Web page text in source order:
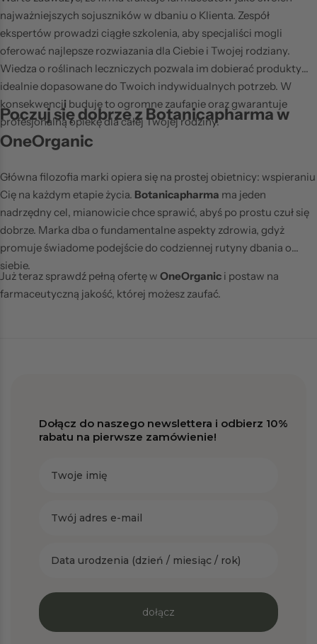
najważniejszych sojuszników w dbaniu o Klienta. Zespół
ekspertów prowadzi ciągłe szkolenia, aby specjaliści mogli
oferować najlepsze rozwiazania dla Ciebie i Twojej rodziany.
Wiedza o roślinach leczniczych pozwala im dobierać produkty
idealnie dopasowane do Twoich indywidualnych potrzeb. W
konsekwencji buduje to ogromne zaufanie oraz gwarantuje
profesjonalną opiekę dla całej Twojej rodziny.
Poczuj się dobrze z Botanicapharma w
OneOrganic
Główna filozofia marki opiera się na prostej obietnicy: wspieraniu
Cię na każdym etapie życia. Botanicapharma ma jeden
nadrzędny cel, mianowicie chce sprawić, abyś po prostu czuł się
dobrze. Marka dba o fundamentalne aspekty zdrowia, gdyż
promuje świadome podejście do codziennej rutyny dbania o
siebie.
Już teraz sprawdź pełną ofertę w OneOrganic i postaw na
farmaceutyczną jakość, której możesz zaufać.
Dołącz do naszego newslettera i odbierz 10%
rabatu na pierwsze zamówienie!
dołącz